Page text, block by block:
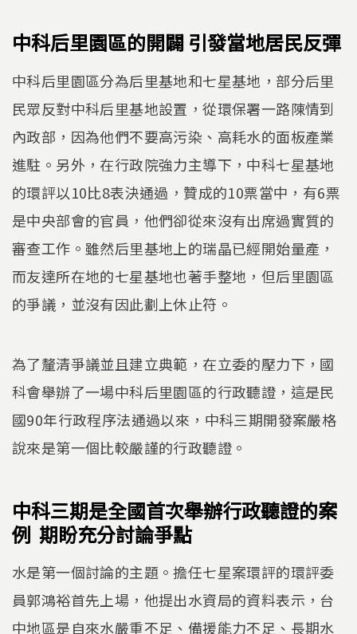
中科后里園區的開闢 引發當地居民反彈
中科后里園區分為后里基地和七星基地，部分后里
民眾反對中科后里基地設置，從環保署一路陳情到
內政部，因為他們不要高污染、高耗水的面板產業
進駐。另外，在行政院強力主導下，中科七星基地
的環評以10比8表決通過，贊成的10票當中，有6票
是中央部會的官員，他們卻從來沒有出席過實質的
審查工作。雖然后里基地上的瑞晶已經開始量產，
而友達所在地的七星基地也著手整地，但后里園區
的爭議，並沒有因此劃上休止符。
為了釐清爭議並且建立典範，在立委的壓力下，國
科會舉辦了一場中科后里園區的行政聽證，這是民
國90年行政程序法通過以來，中科三期開發案嚴格
說來是第一個比較嚴謹的行政聽證。
中科三期是全國首次舉辦行政聽證的案
例 期盼充分討論爭點
水是第一個討論的主題。擔任七星案環評的環評委
員郭鴻裕首先上場，他提出水資局的資料表示，台
中地區是自來水嚴重不足、備援能力不足、長期水